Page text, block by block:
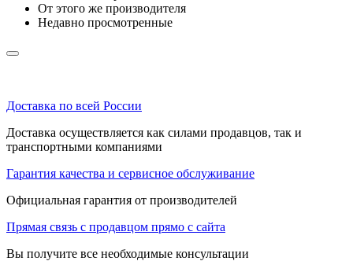
От этого же производителя
Недавно просмотренные
Доставка по всей России
Доставка осуществляется как силами продавцов, так и
транспортными компаниями
Гарантия качества и сервисное обслуживание
Официальная гарантия от производителей
Прямая связь с продавцом прямо с сайта
Вы получите все необходимые консультации